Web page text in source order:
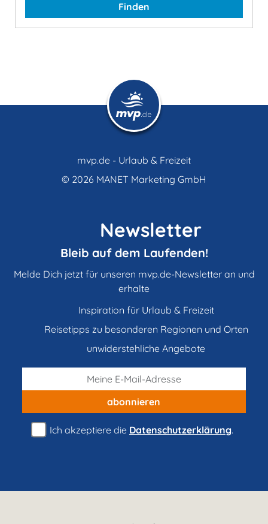
Finden
mvp.de - Urlaub & Freizeit
© 2026 MANET Marketing GmbH
Newsletter
Bleib auf dem Laufenden!
Melde Dich jetzt für unseren mvp.de-Newsletter an und
erhalte
Inspiration für Urlaub & Freizeit
Reisetipps zu besonderen Regionen und Orten
unwiderstehliche Angebote
abonnieren
Ich akzeptiere die Datenschutzerklärung.